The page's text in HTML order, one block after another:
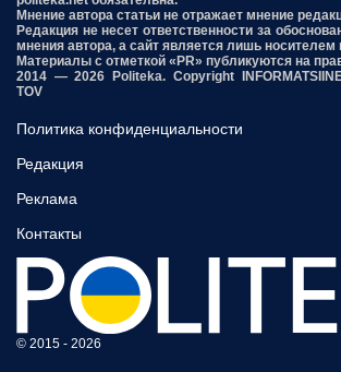
Мнение автора статьи не отражает мнение
Редакция не несет ответственности за
мнения автора, а сайт является лишь
Материалы с отметкой «PR» публикуются на
2014 — 2026 Politeka. Copyright
TOV
Политика конфиденциальности
Редакция
Реклама
Контакты
© 2015 - 2026